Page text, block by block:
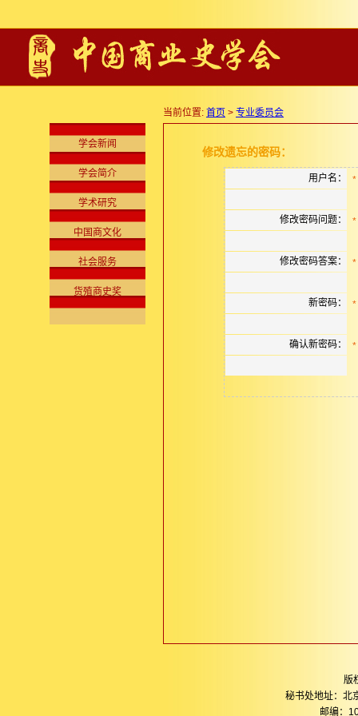
学会新闻
学会简介
学术研究
中国商文化
社会服务
货殖商史奖
当前位置: 首页 > 专业委员会
修改遗忘的密码：
用户名： *
修改密码问题： *
修改密码答案： *
新密码： *
确认新密码： *
版
秘书处地址：北
邮编：